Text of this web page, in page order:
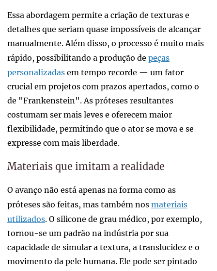
Essa abordagem permite a criação de texturas e
detalhes que seriam quase impossíveis de alcançar
manualmente. Além disso, o processo é muito mais
rápido, possibilitando a produção de peças
personalizadas em tempo recorde — um fator
crucial em projetos com prazos apertados, como o
de "Frankenstein". As próteses resultantes
costumam ser mais leves e oferecem maior
flexibilidade, permitindo que o ator se mova e se
expresse com mais liberdade.
Materiais que imitam a realidade
O avanço não está apenas na forma como as
próteses são feitas, mas também nos materiais
utilizados. O silicone de grau médico, por exemplo,
tornou-se um padrão na indústria por sua
capacidade de simular a textura, a translucidez e o
movimento da pele humana. Ele pode ser pintado